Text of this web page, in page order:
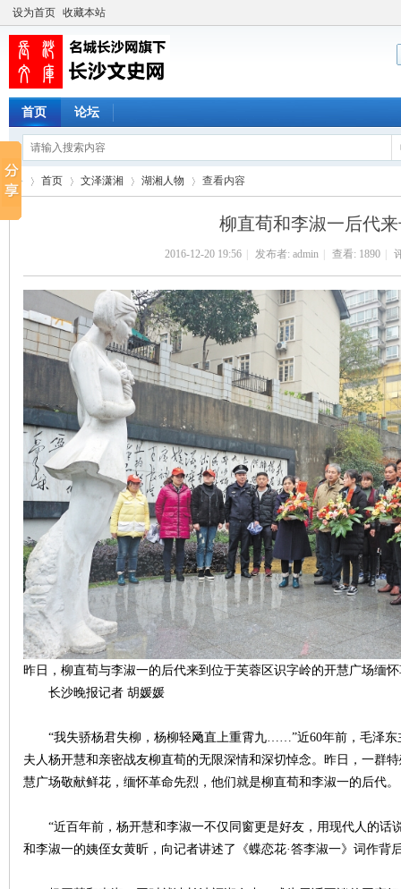
设为首页 收藏本站
首页 论坛
首页 文泽潇湘 湖湘人物
›
查看内容
柳直荀和李淑一后代
2016-12-20 19:56 发布者: admin 查看: 1890
昨日，柳直荀与李淑一的后代来到位于芙蓉区识字岭的开慧广场缅
长沙晚报记者 胡媛媛
“我失骄杨君失柳，杨柳轻飏直上重霄九……”近60年前，毛泽东
夫人杨开慧和亲密战友柳直荀的无限深情和深切悼念。昨日，一群
慧广场敬献鲜花，缅怀革命先烈，他们就是柳直荀和李淑一的后代。
“近百年前，杨开慧和李淑一不仅同窗更是好友，用现代人的话
和李淑一的姨侄女黄昕，向记者讲述了《蝶恋花·答李淑一》词作背